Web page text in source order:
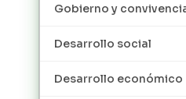
Gobierno y
Desarrollo social
Desarrollo económico